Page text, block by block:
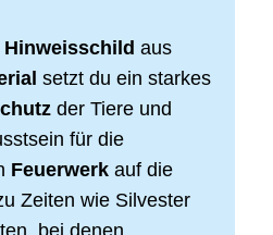
Hinweisschild aus
setzt du ein starkes
der Tiere und
für die
Feuerwerk auf die
Zeiten wie Silvester
bei denen